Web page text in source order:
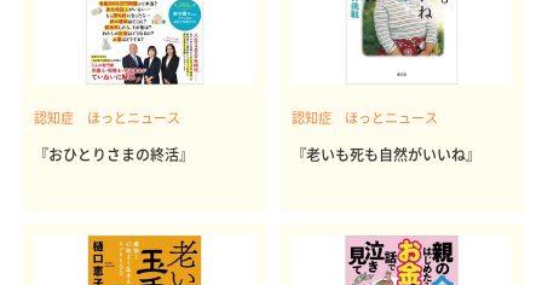
認知症 ほっとニュース
『おひとりさまの終活』
認知症 ほっとニュース
『老いも死も自然がいいね』